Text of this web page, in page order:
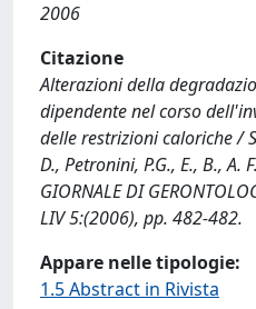
2006
Citazione
Alterazioni della
dipendente nel corso
delle restrizioni caloriche /
D., Petronini, P.G., E., B., A.
GIORNALE DI
LIV 5:(2006), pp. 482-482.
Appare nelle tipologie:
1.5 Abstract in Rivista